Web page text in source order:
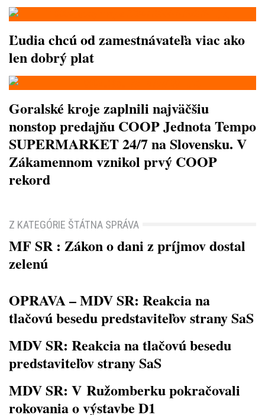
Ľudia chcú od zamestnávateľa viac ako
len dobrý plat
Goralské kroje zaplnili najväčšiu
nonstop predajňu COOP Jednota Tempo
SUPERMARKET 24/7 na Slovensku. V
Zákamennom vznikol prvý COOP
rekord
Z KATEGÓRIE ŠTÁTNA SPRÁVA
MF SR : Zákon o dani z príjmov dostal
zelenú
OPRAVA – MDV SR: Reakcia na
tlačovú besedu predstaviteľov strany SaS
MDV SR: Reakcia na tlačovú besedu
predstaviteľov strany SaS
MDV SR: V Ružomberku pokračovali
rokovania o výstavbe D1